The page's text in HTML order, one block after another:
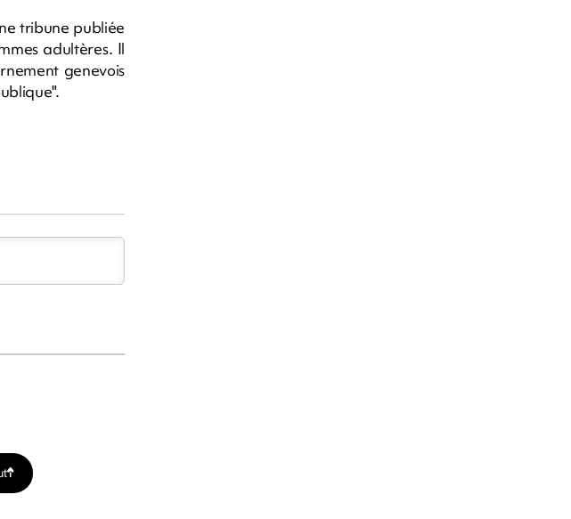
tribune publiée
adultères. Il
genevois